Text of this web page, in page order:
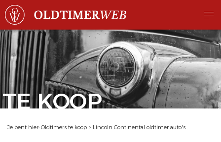
TE KOOP
Je bent hier: Oldtimers te koop > Lincoln Continental oldtimer auto's